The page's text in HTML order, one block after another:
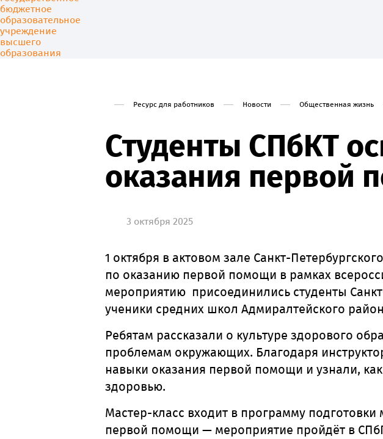
Ресурс для работников Новости Общественная жизнь
Студенты СПбКТ
оказания первой
3 октября 2025
1 октября в актовом зале Санкт-
по оказанию первой помощи в рамках
мероприятию присоединились студенты
ученики средних школ Адмиралтейского
Ребятам рассказали о культуре здорового
проблемам окружающих. Благодаря
навыки оказания первой помощи и узнали,
здоровью.
Мастер-класс входит в программу
первой помощи — мероприятие пройдёт в